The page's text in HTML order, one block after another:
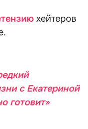
хейтеров
с Екатериной
готовит»